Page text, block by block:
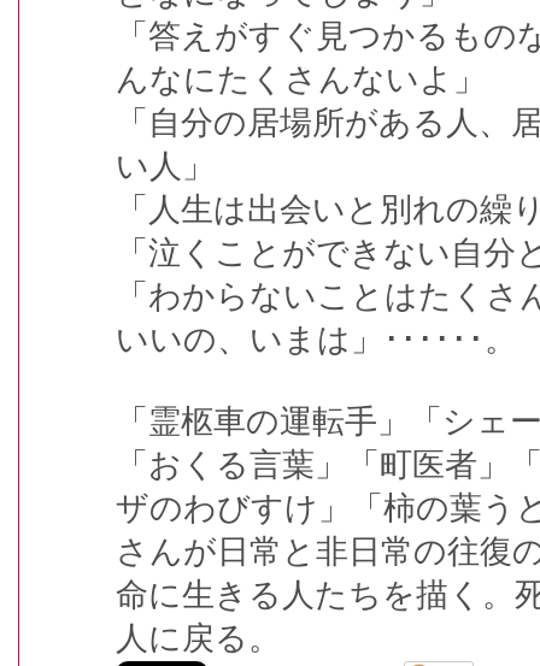
「答えがすぐ見つかるもの
んなにたくさんないよ」
「自分の居場所がある人、
い人」
「人生は出会いと別れの繰
「泣くことができない自分
「わからないことはたくさ
いいの、いまは」･･････。
「霊柩車の運転手」「シェ
「おくる言葉」「町医者」
ザのわびすけ」「柿の葉う
さんが日常と非日常の往復
命に生きる人たちを描く。
人に戻る。